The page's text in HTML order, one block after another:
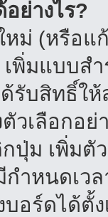
ย่างไร?
ม่ (หรือ
พิ่มแบบส
รับสิทธิ์ใ
วเลือกอย่
ม เพิ่มตั
ำหนดเว
อร์ดได้ตั้ง